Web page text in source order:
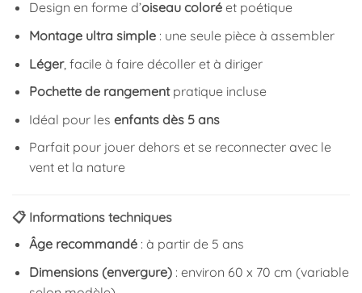
Design en forme d’oiseau coloréet poétique
Montage ultra simple: une seule pièce à assembler
Léger, facile à faire décoller et à diriger
Pochette de rangementpratique incluse
Idéal pour les enfants dès 5 ans
Parfait pour jouer dehors et se reconnecter avec le
vent et la nature
📋 Informations techniques
Âge recommandé: à partir de 5 ans
Dimensions (envergure): environ 60 x 70 cm (variable